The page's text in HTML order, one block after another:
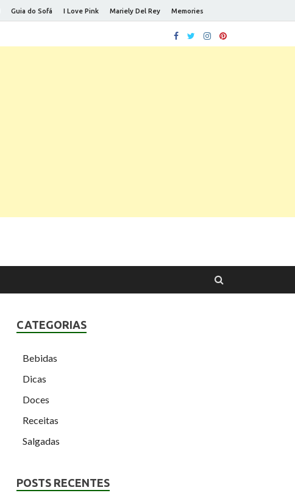
Guia do Sofá I Love Pink Mariely Del Rey Memories
CATEGORIAS
Bebidas
Dicas
Doces
Receitas
Salgadas
POSTS RECENTES